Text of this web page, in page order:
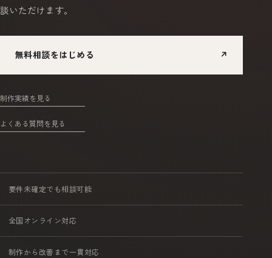
談いただけます。
無料相談をはじめる ↗
制作実績を見る
よくある質問を見る
要件未確定でも相談可能
全国オンライン対応
制作から改善まで一貫対応